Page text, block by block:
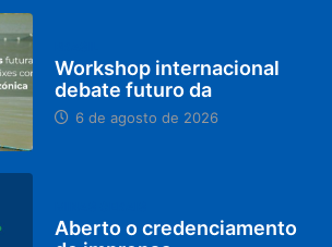
Workshop internacional
debate futuro da
6 de agosto de 2026
Aberto o credenciamento